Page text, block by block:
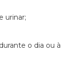
urinar;
o dia ou à